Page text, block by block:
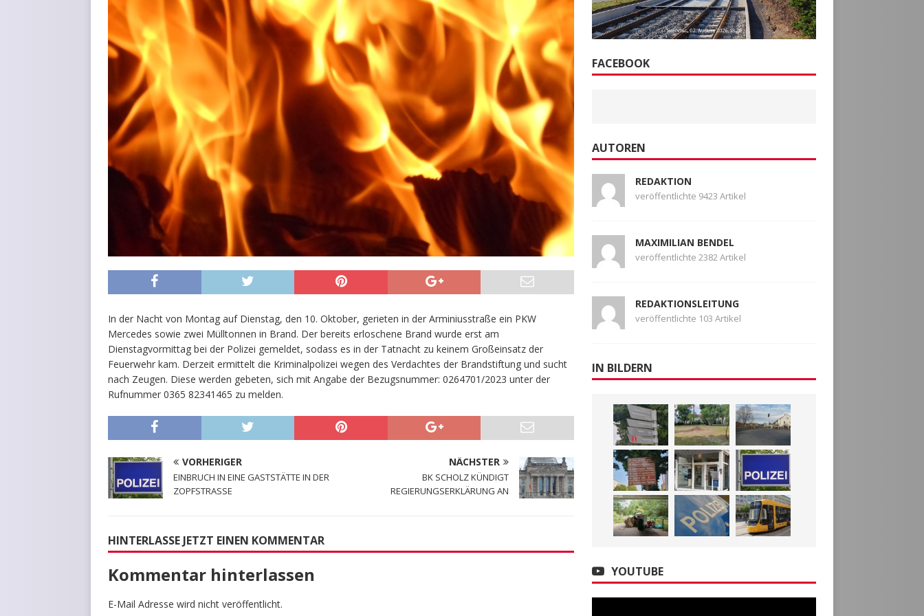
In der Nacht von Montag auf Dienstag, den 10. Oktober, gerieten in der Arminiusstraße ein PKW
Mercedes sowie zwei Mülltonnen in Brand. Der bereits erloschene Brand wurde erst am
Dienstagvormittag bei der Polizei gemeldet, sodass es in der Tatnacht zu keinem Großeinsatz der
Feuerwehr kam. Derzeit ermittelt die Kriminalpolizei wegen des Verdachtes der Brandstiftung und sucht
nach Zeugen. Diese werden gebeten, sich mit Angabe der Bezugsnummer: 0264701/2023 unter der
Rufnummer 0365 82341465 zu melden.
VORHERIGER
EINBRUCH IN EINE GASTSTÄTTE IN DER
ZOPFSTRASSE
NÄCHSTER
BK SCHOLZ KÜNDIGT
REGIERUNGSERKLÄRUNG AN
HINTERLASSE JETZT EINEN KOMMENTAR
Kommentar hinterlassen
E-Mail Adresse wird nicht veröffentlicht.
FACEBOOK
AUTOREN
REDAKTION
veröffentlichte 9423 Artikel
MAXIMILIAN BENDEL
veröffentlichte 2382 Artikel
REDAKTIONSLEITUNG
veröffentlichte 103 Artikel
IN BILDERN
YOUTUBE